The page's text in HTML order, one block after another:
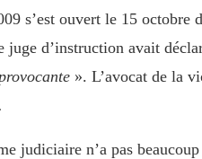
s’est ouvert le 15
juge d’instruction avait
». L’avocat de la
.
judiciaire n’a pas